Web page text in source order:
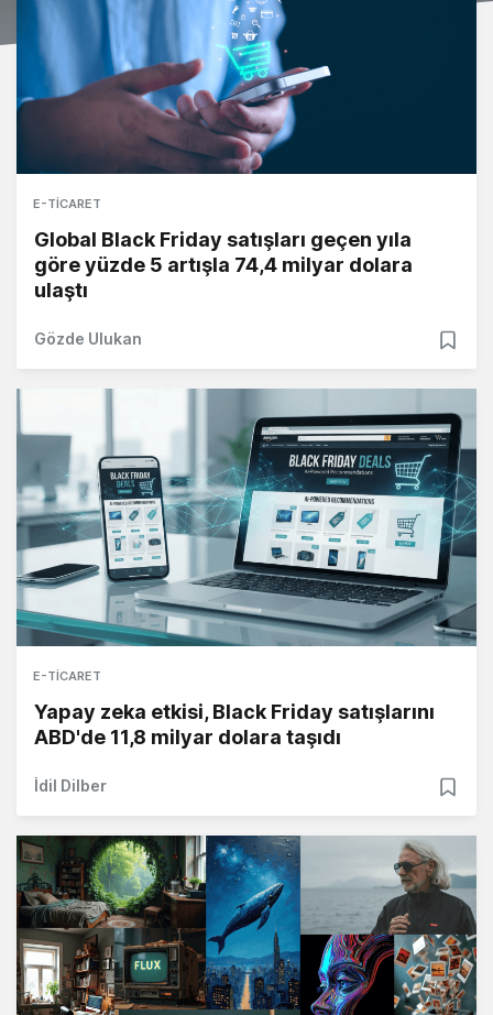
E-TICARET
Global Black Friday satışları geçen yıla
göre yüzde 5 artışla 74,4 milyar dolara
ulaştı
Gözde Ulukan
E-TICARET
Yapay zeka etkisi, Black Friday satışlarını
ABD'de 11,8 milyar dolara taşıdı
İdil Dilber